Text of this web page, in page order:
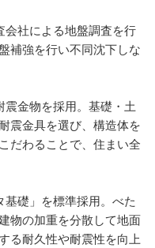
社による地盤調査を行
補強を行い不同沈下しな
金物を採用。基礎・土
震金具を選び、構造体を
だわることで、住まい全
礎」を標準採用。べた
物の加重を分散して地面
る耐久性や耐震性を向上